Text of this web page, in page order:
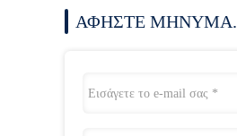
ΑΦΉΣΤΕ ΜΉΝΥΜΑ.